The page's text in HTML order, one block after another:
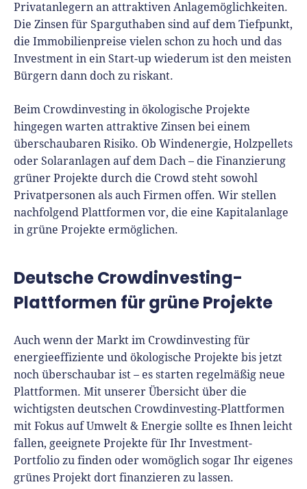
Privatanlegern an attraktiven Anlagemöglichkeiten.
Die Zinsen für Sparguthaben sind auf dem Tiefpunkt,
die Immobilienpreise vielen schon zu hoch und das
Investment in ein Start-up wiederum ist den meisten
Bürgern dann doch zu riskant.
Beim Crowdinvesting in ökologische Projekte
hingegen warten attraktive Zinsen bei einem
überschaubaren Risiko. Ob Windenergie, Holzpellets
oder Solaranlagen auf dem Dach – die Finanzierung
grüner Projekte durch die Crowd steht sowohl
Privatpersonen als auch Firmen offen. Wir stellen
nachfolgend Plattformen vor, die eine Kapitalanlage
in grüne Projekte ermöglichen.
Deutsche Crowdinvesting-
Plattformen für grüne Projekte
Auch wenn der Markt im Crowdinvesting für
energieeffiziente und ökologische Projekte bis jetzt
noch überschaubar ist – es starten regelmäßig neue
Plattformen. Mit unserer Übersicht über die
wichtigsten deutschen Crowdinvesting-Plattformen
mit Fokus auf Umwelt & Energie sollte es Ihnen leicht
fallen, geeignete Projekte für Ihr Investment-
Portfolio zu finden oder womöglich sogar Ihr eigenes
grünes Projekt dort finanzieren zu lassen.